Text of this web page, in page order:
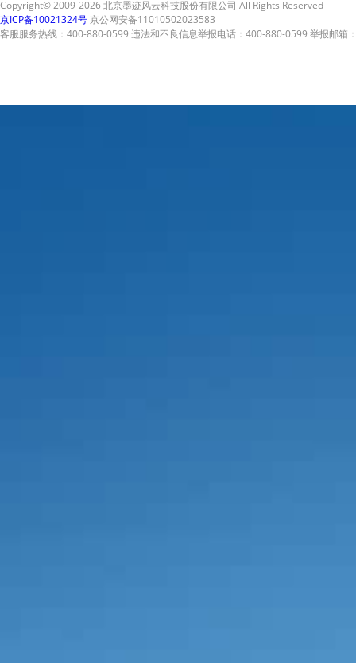
Copyright© 2009-2026 北京墨迹风云科技股份有限公司 All Rights Reserved
京ICP备10021324号京公网安备11010502023583
客服服务热线：400-880-0599 违法和不良信息举报电话：400-880-0599 举报邮箱